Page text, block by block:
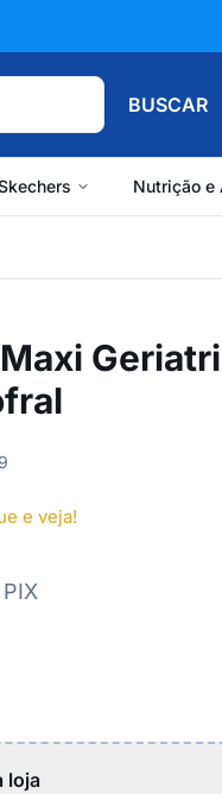
BUSCAR
Nutrição e
e veja!
loja